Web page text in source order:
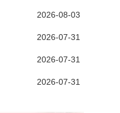
【依法履职 尽责为
2026-08-03
2026-07-31
2026-07-31
2026-07-31